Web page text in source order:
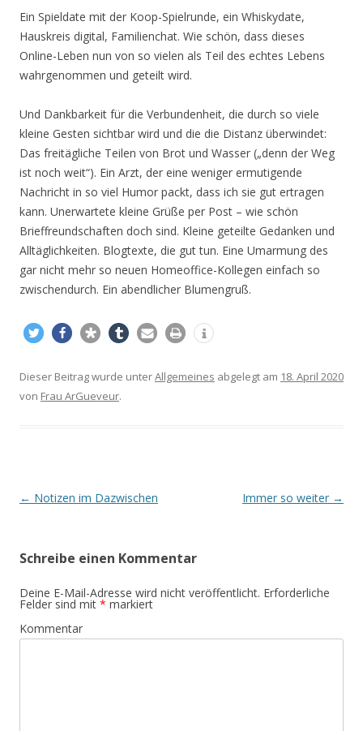
Ein Spieldate mit der Koop-Spielrunde, ein Whiskydate,
Hauskreis digital, Familienchat. Wie schön, dass dieses
Online-Leben nun von so vielen als Teil des echtes Lebens
wahrgenommen und geteilt wird.
Und Dankbarkeit für die Verbundenheit, die durch so viele
kleine Gesten sichtbar wird und die die Distanz überwindet:
Das freitägliche Teilen von Brot und Wasser („denn der Weg
ist noch weit“). Ein Arzt, der eine weniger ermutigende
Nachricht in so viel Humor packt, dass ich sie gut ertragen
kann. Unerwartete kleine Grüße per Post – wie schön
Brieffreundschaften doch sind. Kleine geteilte Gedanken und
Alltäglichkeiten. Blogtexte, die gut tun. Eine Umarmung des
gar nicht mehr so neuen Homeoffice-Kollegen einfach so
zwischendurch. Ein abendlicher Blumengruß.
Dieser Beitrag wurde unterAllgemeines abgelegt am 18. April 2020
von Frau ArGueveur.
Beitrags-
← Notizen im Dazwischen Immer so weiter →
Schreibe einen Kommentar
Deine E-Mail-Adresse wird nicht veröffentlicht. Erforderliche
Felder sind mit * markiert
Kommentar